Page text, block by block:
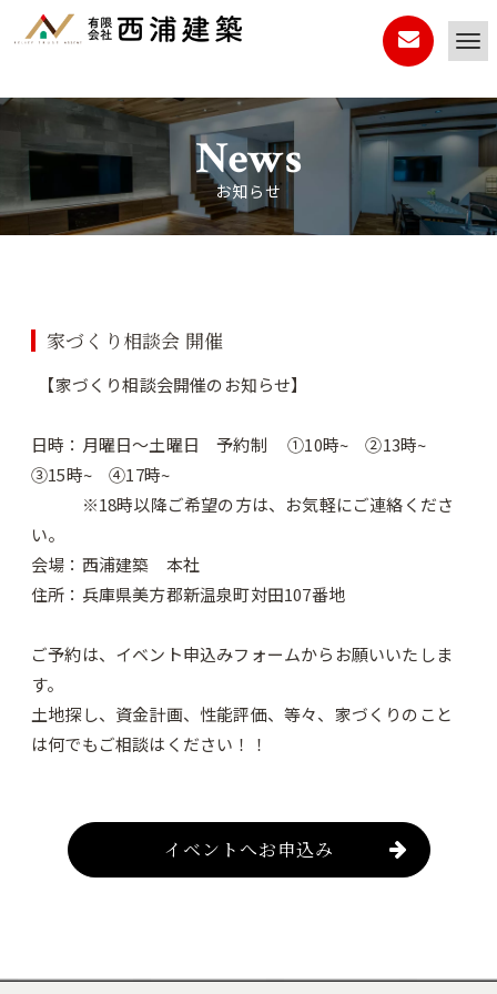
News
お知らせ
家づくり相談会 開催
【家づくり相談会開催のお知らせ】
日時：月曜日～土曜日 予約制 ①10時~ ②13時~
③15時~ ④17時~
※18時以降ご希望の方は、お気軽にご連絡くださ
い。
会場：西浦建築 本社
住所：兵庫県美方郡新温泉町対田107番地
ご予約は、イベント申込みフォームからお願いいたしま
す。
土地探し、資金計画、性能評価、等々、家づくりのこと
は何でもご相談はください！！
イベントへお申込み